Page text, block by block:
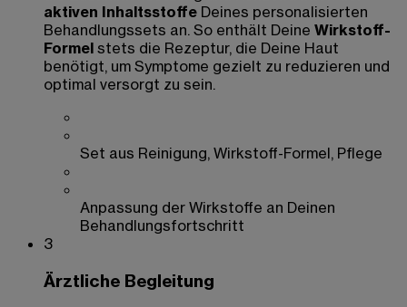
aktiven Inhaltsstoffe Deines personalisierten
Behandlungssets an. So enthält Deine Wirkstoff-
Formel stets die Rezeptur, die Deine Haut
benötigt, um Symptome gezielt zu reduzieren und
optimal versorgt zu sein.
Set aus Reinigung, Wirkstoff-Formel, Pflege
Anpassung der Wirkstoffe an Deinen
Behandlungsfortschritt
3
Ärztliche Begleitung